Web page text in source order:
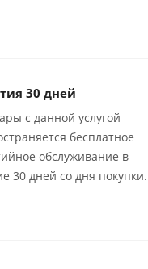
30 дней
с данной услугой
бесплатное
обслуживание в
30 дней со дня покупки.